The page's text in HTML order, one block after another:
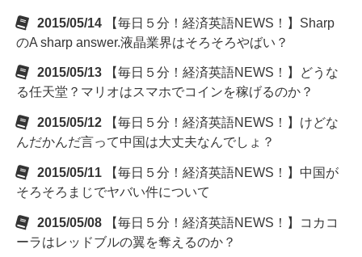
2015/05/14
【毎日５分！経済英語NEWS！】Sharp
のA sharp answer.液晶業界はそろそろやばい？
2015/05/13
【毎日５分！経済英語NEWS！】どうな
る任天堂？マリオはスマホでコインを稼げるのか？
2015/05/12
【毎日５分！経済英語NEWS！】けどな
んだかんだ言って中国は大丈夫なんでしょ？
2015/05/11
【毎日５分！経済英語NEWS！】中国が
そろそろまじでヤバい件について
2015/05/08
【毎日５分！経済英語NEWS！】コカコ
ーラはレッドブルの翼を奪えるのか？